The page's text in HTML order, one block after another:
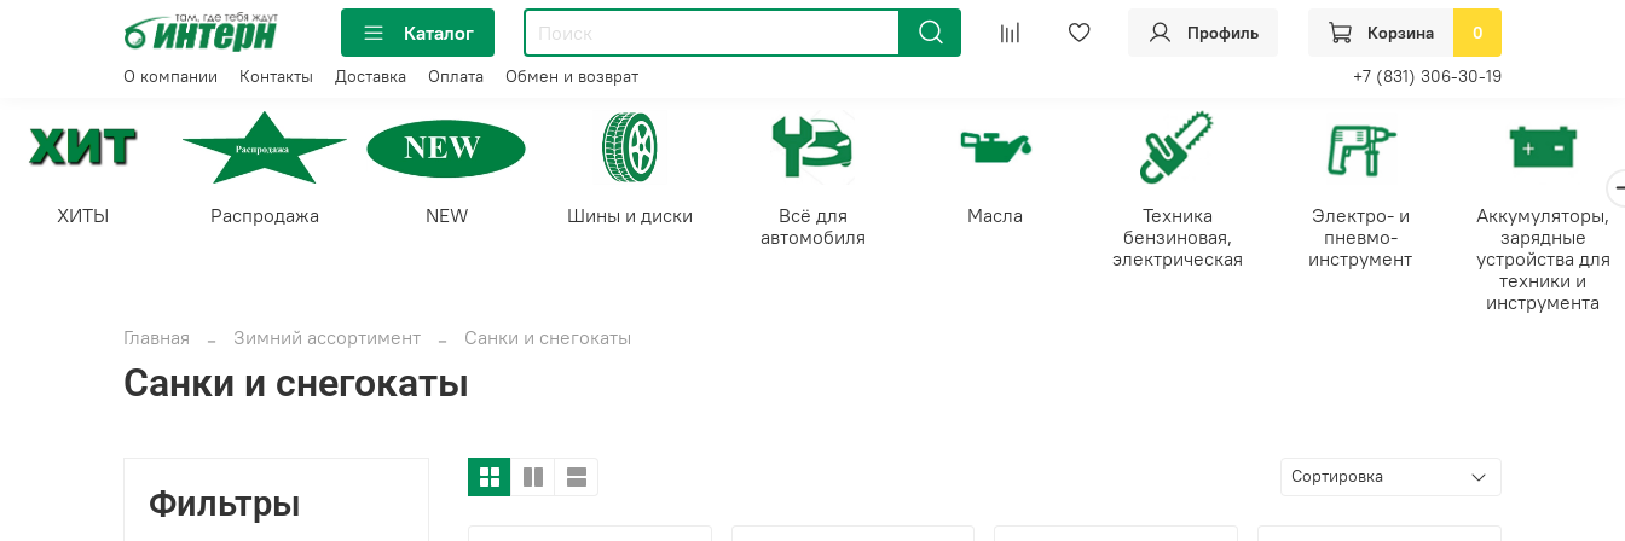
Каталог Профиль Корзина 0
О компании Контакты Доставка Оплата Обмен и возврат +7 (831) 306-30-19
ХИТЫ Распродажа NEW Шины и диски
Всё для
автомобиля
Масла
Техника
бензиновая,
электрическая
Электро- и
пневмо-
инструмент
Аккумуляторы,
зарядные
устройства для
техники и
инструмента
Главная
Зимний ассортимент Санки и снегокаты
Санки и снегокаты
Фильтры